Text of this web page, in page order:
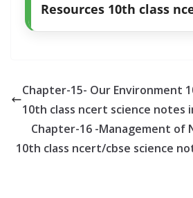
Resources 10th class
science notes in Hindi
Chapter-15- Our Environment
10th class ncert science notes
Chapter-16 -Management of
10th class ncert/cbse science